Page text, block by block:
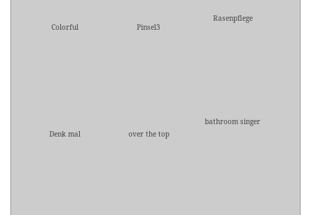
Colorful Pinsel3
Rasenpflege
Denk mal over the top
bathroom singer